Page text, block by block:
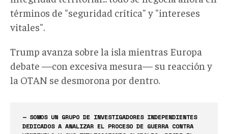
términos de "seguridad crítica" y "intereses
vitales".
Trump avanza sobre la isla mientras Europa
debate —con excesiva mesura— su reacción y
la OTAN se desmorona por dentro.
— SOMOS UN GRUPO DE INVESTIGADORES INDEPENDIENTES
DEDICADOS A ANALIZAR EL PROCESO DE GUERRA CONTRA